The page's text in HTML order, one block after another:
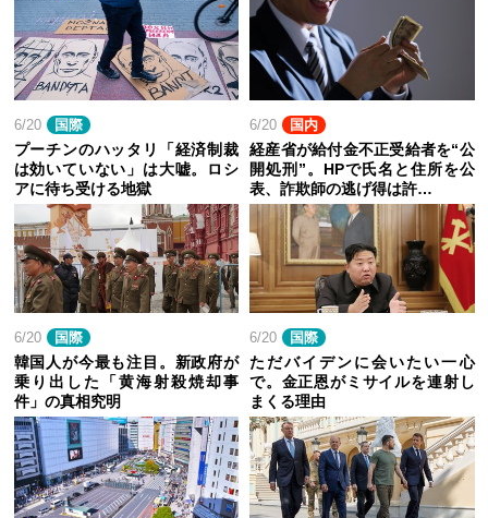
6/20 国際
プーチンのハッタリ「経済制裁
は効いていない」は大嘘。ロシ
アに待ち受ける地獄
6/20 国内
経産省が給付金不正受給者を“公
開処刑”。HPで氏名と住所を公
表、詐欺師の逃げ得は許…
6/20 国際
韓国人が今最も注目。新政府が
乗り出した「黄海射殺焼却事
件」の真相究明
6/20 国際
ただバイデンに会いたい一心
で。金正恩がミサイルを連射し
まくる理由